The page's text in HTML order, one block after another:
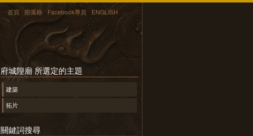
首頁 部落格 Facebook專頁 ENGLISH
府城隍廟 所選定的主題
建築
拓片
關鍵詞搜尋